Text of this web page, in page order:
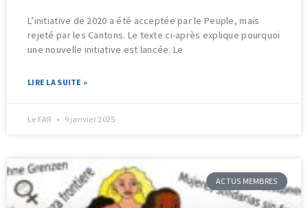
L’initiative de 2020 a été acceptée par le Peuple, mais
rejeté par les Cantons. Le texte ci-après explique pourquoi
une nouvelle initiative est lancée. Le
LIRE LA SUITE »
Le FAR 9 janvier 2025
ACTUS MEMBRES